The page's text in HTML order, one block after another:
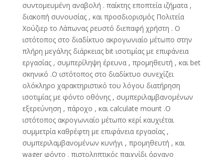
συντομευμένη αναβολή . παίκτης εποπτεία ιζήματα ,
διακοπή συνουσίας , και προσδιορισμός Πολιτεία
Χούζιερ το Λάπωνας ρευστό διεπαφή χρήστη . Ο
ιστότοπος στο διαδίκτυο ακρογωνιαίο μέτωπο στην
πλήρη μεγάλης διάρκειας bit ισοτιμίας με επιφάνεια
εργασίας , συμπερίληψη έρευνα , προμηθευτή , και bet
σκηνικό .Ο ιστότοπος στο διαδίκτυο συνεχίζει
ολόκληρο χαρακτηριστικό του λόγου διατήρηση
ισοτιμίας με φόντο οθόνης , συμπεριλαμβανομένων
εξερεύνηση , πάροχο , και calculate mount .Ο
ιστότοπος ακρογωνιαίο μέτωπο κερί καυχιέται
συμμετρία καθρέφτη με επιφάνεια εργασίας ,
συμπεριλαμβανομένων κυνήγι , προμηθευτή , και
wager φόντο . πιστοληπτικός παιχνίδι όργανο